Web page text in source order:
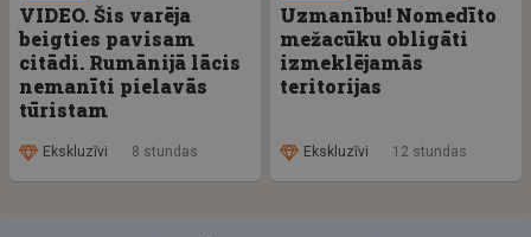
VIDEO. Šis varēja
beigties pavisam
citādi. Rumānijā lācis
nemanīti pielavās
tūristam
Ekskluzīvi 8 stundas
Uzmanību! Nomedīto
mežacūku obligāti
izmeklējamās
teritorijas
Ekskluzīvi 12 stundas